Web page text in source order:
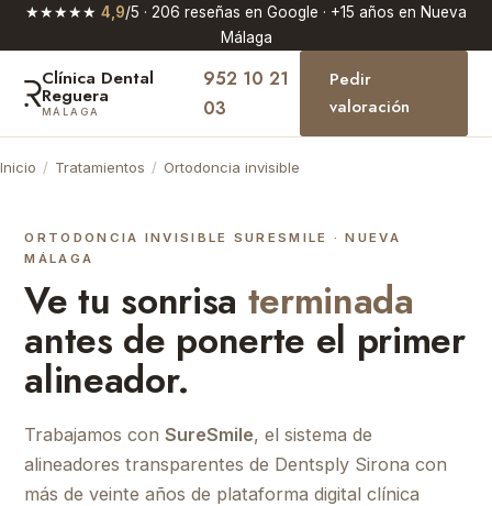
★★★★★ 4,9/5 · 206 reseñas en Google · +15 años en Nueva
Málaga
Clínica Dental
Reguera
MÁLAGA
952 10 21
03
Pedir
valoración
Inicio / Tratamientos / Ortodoncia invisible
ORTODONCIA INVISIBLE SURESMILE · NUEVA
MÁLAGA
Ve tu sonrisa terminada
antes de ponerte el primer
alineador.
Trabajamos conSureSmile, el sistema de
alineadores transparentes de Dentsply Sirona con
más de veinte años de plataforma digital clínica